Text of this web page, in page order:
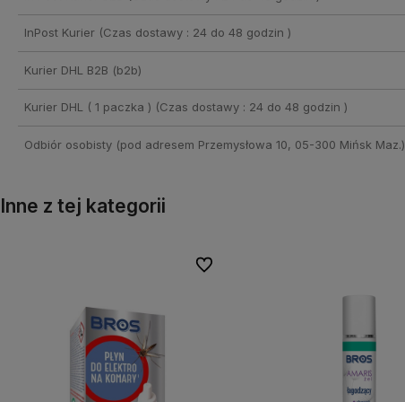
InPost Kurier (Czas dostawy : 24 do 48 godzin )
Kurier DHL B2B (b2b)
Kurier DHL ( 1 paczka ) (Czas dostawy : 24 do 48 godzin )
Odbiór osobisty (pod adresem Przemysłowa 10, 05-300 Mińsk Maz.)
Inne z tej kategorii
Do ulubionych
Do ulubionych